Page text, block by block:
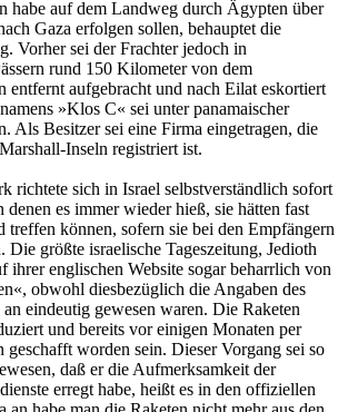
habe auf dem Landweg durch Ägypten über
Gaza erfolgen sollen, behauptet die
Vorher sei der Frachter jedoch in
rund 150 Kilometer von dem
entfernt aufgebracht und nach Eilat eskortiert
»Klos C« sei unter panamaischer
Als Besitzer sei eine Firma eingetragen, die
Inseln registriert ist.
richtete sich in Israel selbstverständlich sofort
denen es immer wieder hieß, sie hätten fast
treffen können, sofern sie bei den Empfängern
Die größte israelische Tageszeitung, Jedioth
ihrer englischen Website sogar beharrlich von
obwohl diesbezüglich die Angaben des
eindeutig gewesen waren. Die Raketen
und bereits vor einigen Monaten per
geschafft worden sein. Dieser Vorgang sei so
daß er die Aufmerksamkeit der
erregt habe, heißt es in den offiziellen